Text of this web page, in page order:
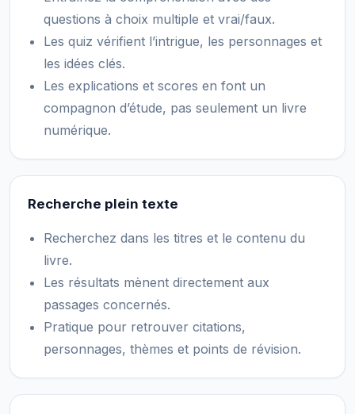
questions à choix multiple et vrai/faux.
Les quiz vérifient l’intrigue, les personnages et
les idées clés.
Les explications et scores en font un
compagnon d’étude, pas seulement un livre
numérique.
Recherche plein texte
Recherchez dans les titres et le contenu du
livre.
Les résultats mènent directement aux
passages concernés.
Pratique pour retrouver citations,
personnages, thèmes et points de révision.